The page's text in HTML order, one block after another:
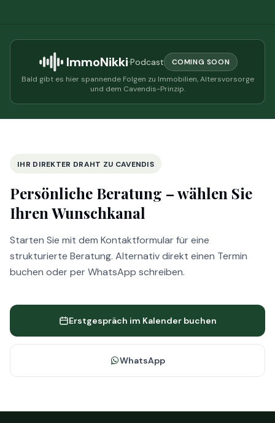
ImmoNikki·Podcast
COMING SOON
Bald gibt es hier spannende Folgen zu Immobilien, Altersvorsorge
und dem Cavendis-Prinzip.
IHR DIREKTER DRAHT ZU CAVENDIS
Persönliche Beratung –wählen Sie
Ihren Wunschkanal
Starten Sie mit dem Kontaktformular für eine
strukturierte Beratung. Alternativ direkt einen Termin
buchen oder per WhatsApp schreiben.
Erstgespräch im Kalender buchen
WhatsApp